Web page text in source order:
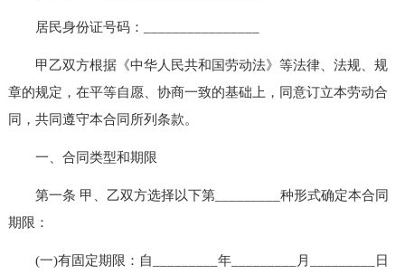
居民身份证号码：________________
甲乙双方根据《中华人民共和国劳动法》等法律、法规、规
章的规定，在平等自愿、协商一致的基础上，同意订立本劳动合
同，共同遵守本合同所列条款。
一、合同类型和期限
第一条 甲、乙双方选择以下第_________种形式确定本合同
期限：
(一)有固定期限：自_________年_________月_________日